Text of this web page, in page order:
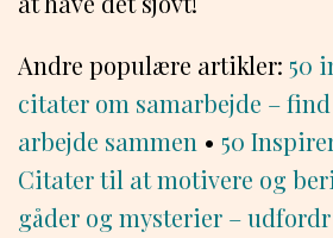
Andre populære artikler: 50
citater om samarbejde –
arbejde sammen • 50
Citater til at motivere og
gåder og mysterier –